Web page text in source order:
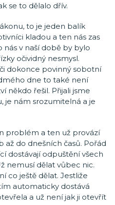
se to dělalo dřív.
to je jeden balík
kladou a ten nás zas
v naší době by bylo
očividný nesmysl.
dokonce povinný sobotní
dne to také není
někdo řešil. Přijali jsme
je nám srozumitelná a je
problém a ten už provází
do dnešních časů. Pořád
dostávají odpuštění všech
nemusí dělat vůbec nic.
co ještě dělat. Jestliže
automaticky dostává
a už není jak ji otevřít